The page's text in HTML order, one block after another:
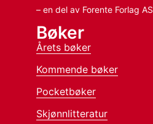
– en del av Forente Forlag AS
Bøker
Årets bøker
Kommende bøker
Pocketbøker
Skjønnlitteratur